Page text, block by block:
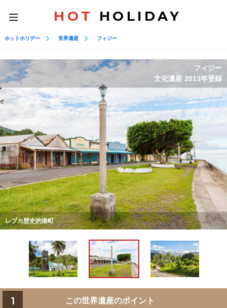
toggle
navigation
HOT HOLIDAY
ホットホリデー 世界遺産 フィジー
レブカ歴史的港町
フィジー
文化遺産 2013年登録
1 この世界遺産のポイント